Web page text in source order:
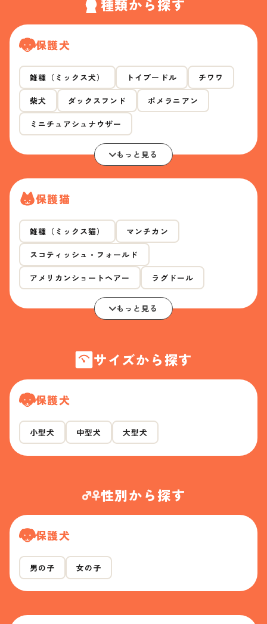
種類から探す
保護犬
雑種（ミックス犬） トイプードル チワワ
柴犬 ダックスフンド ポメラニアン
ミニチュアシュナウザー
もっと見る
保護猫
雑種（ミックス猫） マンチカン
スコティッシュ・フォールド
アメリカンショートヘアー ラグドール
もっと見る
サイズから探す
保護犬
小型犬 中型犬 大型犬
性別から探す
保護犬
男の子 女の子